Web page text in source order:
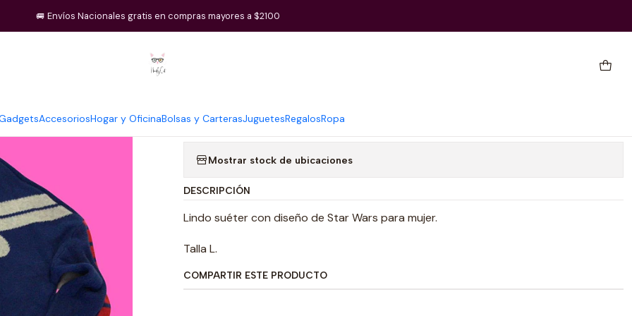
AccesoriosHogar y OficinaBolsas y CarterasJuguetesRegalosRopa
🚐 Envíos Nacionales gratis en compras mayores a $2100
Inicio Regalos Suéter Star Wars
Cantidad
Agregar al Carrito
Mostrar stock de ubicaciones
DESCRIPCIÓN
Lindo suéter con diseño de Star Wars para mujer.
Talla L.
COMPARTIR ESTE PRODUCTO